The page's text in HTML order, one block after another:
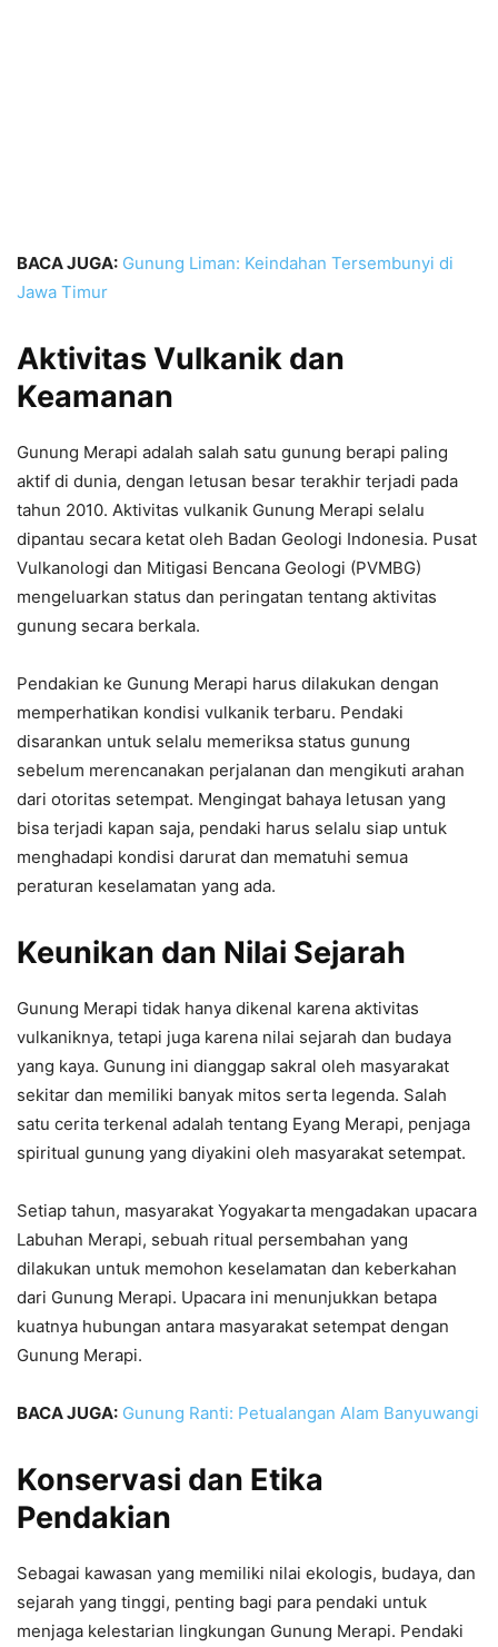
BACA JUGA: Gunung Liman: Keindahan Tersembunyi di
Jawa Timur
Aktivitas Vulkanik dan
Keamanan
Gunung Merapi adalah salah satu gunung berapi paling
aktif di dunia, dengan letusan besar terakhir terjadi pada
tahun 2010. Aktivitas vulkanik Gunung Merapi selalu
dipantau secara ketat oleh Badan Geologi Indonesia. Pusat
Vulkanologi dan Mitigasi Bencana Geologi (PVMBG)
mengeluarkan status dan peringatan tentang aktivitas
gunung secara berkala.
Pendakian ke Gunung Merapi harus dilakukan dengan
memperhatikan kondisi vulkanik terbaru. Pendaki
disarankan untuk selalu memeriksa status gunung
sebelum merencanakan perjalanan dan mengikuti arahan
dari otoritas setempat. Mengingat bahaya letusan yang
bisa terjadi kapan saja, pendaki harus selalu siap untuk
menghadapi kondisi darurat dan mematuhi semua
peraturan keselamatan yang ada.
Keunikan dan Nilai Sejarah
Gunung Merapi tidak hanya dikenal karena aktivitas
vulkaniknya, tetapi juga karena nilai sejarah dan budaya
yang kaya. Gunung ini dianggap sakral oleh masyarakat
sekitar dan memiliki banyak mitos serta legenda. Salah
satu cerita terkenal adalah tentang Eyang Merapi, penjaga
spiritual gunung yang diyakini oleh masyarakat setempat.
Setiap tahun, masyarakat Yogyakarta mengadakan upacara
Labuhan Merapi, sebuah ritual persembahan yang
dilakukan untuk memohon keselamatan dan keberkahan
dari Gunung Merapi. Upacara ini menunjukkan betapa
kuatnya hubungan antara masyarakat setempat dengan
Gunung Merapi.
BACA JUGA: Gunung Ranti: Petualangan Alam Banyuwangi
Konservasi dan Etika
Pendakian
Sebagai kawasan yang memiliki nilai ekologis, budaya, dan
sejarah yang tinggi, penting bagi para pendaki untuk
menjaga kelestarian lingkungan Gunung Merapi. Pendaki